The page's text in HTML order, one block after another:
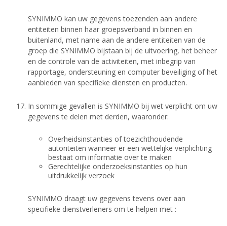
SYNIMMO kan uw gegevens toezenden aan andere
entiteiten binnen haar groepsverband in binnen en
buitenland, met name aan de andere entiteiten van de
groep die SYNIMMO bijstaan bij de uitvoering, het beheer
en de controle van de activiteiten, met inbegrip van
rapportage, ondersteuning en computer beveiliging of het
aanbieden van specifieke diensten en producten.
In sommige gevallen is SYNIMMO bij wet verplicht om uw
gegevens te delen met derden, waaronder:
Overheidsinstanties of toezichthoudende
autoriteiten wanneer er een wettelijke verplichting
bestaat om informatie over te maken
Gerechtelijke onderzoeksinstanties op hun
uitdrukkelijk verzoek
SYNIMMO draagt uw gegevens tevens over aan
specifieke dienstverleners om te helpen met :